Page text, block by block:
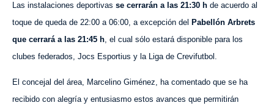
Las instalaciones deportivas se cerrarán a las 21:30 h de acuerdo al
toque de queda de 22:00 a 06:00, a excepción del Pabellón Arbrets
que cerrará a las 21:45 h, el cual sólo estará disponible para los
clubes federados, Jocs Esportius y la Liga de Crevifutbol.
El concejal del área, Marcelino Giménez, ha comentado que se ha
recibido con alegría y entusiasmo estos avances que permitirán